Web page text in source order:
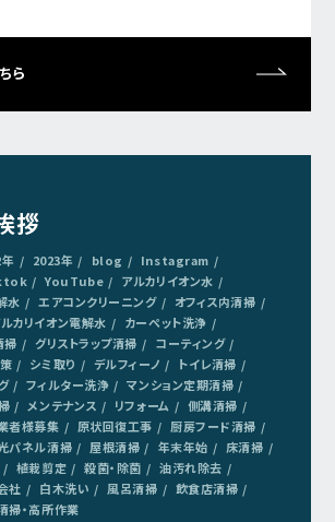
ら
拶
2023年 blog
Instagram
YouTube
アルカリイオン水
水
エアコンクリーニング
オフィス内清掃
カリイオン電解水
カーペット洗浄
掃
グリストラップ清掃
コーティング
シミ取り デルフィーノ
トイレ清掃
フィルター洗浄
マンション定期清掃
メンテナンス リフォーム
側溝清掃
者様募集 原状回復工事
厨房フード清掃
パネル清掃 屋根清掃 年末年始
床清掃
植栽剪定 殺菌・除菌
油汚れ除去
社 白木洗い 風呂清掃
飲食店清掃
掃・高所作業